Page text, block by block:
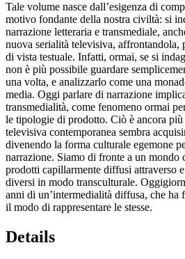
Tale volume nasce dall’esigenza di
motivo fondante della nostra civiltà: si
narrazione letteraria e transmediale,
nuova serialità televisiva, affrontandola,
di vista testuale. Infatti, ormai, se si
non è più possibile guardare
una volta, e analizzarlo come una
media. Oggi parlare di narrazione
transmedialità, come fenomeno ormai
le tipologie di prodotto. Ciò è ancora
televisiva contemporanea sembra
divenendo la forma culturale egemone
narrazione. Siamo di fronte a un mondo
prodotti capillarmente diffusi attraverso
diversi in modo transculturale.
anni di un’intermedialità diffusa, che ha
il modo di rappresentare le stesse.
Details